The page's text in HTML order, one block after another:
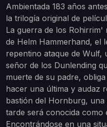
Ambientada 183 años
la trilogía original de
La guerra de los Rohirrim'
de Helm Hammerhand, el
repentino ataque de Wulf,
señor de los Dunlending
muerte de su padre,
hacer una última y audaz
bastión del Hornburg,
tarde será conocida como
Encontrándose en una